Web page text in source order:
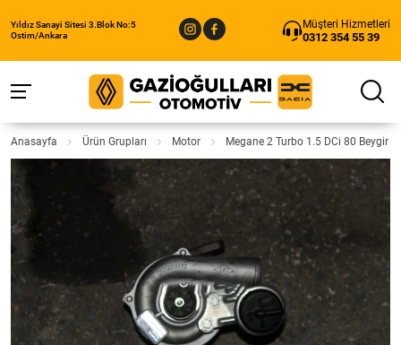
Yıldız Sanayi Sitesi 3.Blok No:5
Ostim/Ankara
Müşteri Hizmetleri
0312 354 55 39
Anasayfa Ürün Grupları Motor Megane 2 Turbo 1.5 DCi 80 Beygir